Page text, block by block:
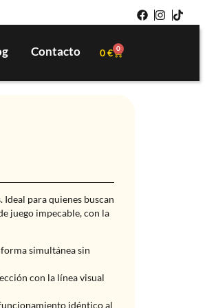
Contacto 0€ 0
. Ideal para quienes buscan
juego impecable, con la
simultánea sin
con la línea visual
idéntico al